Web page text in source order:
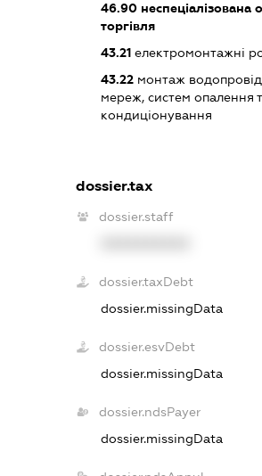
46.90неспеціалізована
торгівля
43.21електромонтажні
43.22монтаж
мереж, систем опалення
кондиціонування
dossier.tax
dossier.staff
dossier.taxDebt
dossier.missingData
dossier.esvDebt
dossier.missingData
dossier.ndsPayer
dossier.missingData